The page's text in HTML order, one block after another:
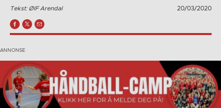
Tekst: ØIF Arendal 20/03/2020